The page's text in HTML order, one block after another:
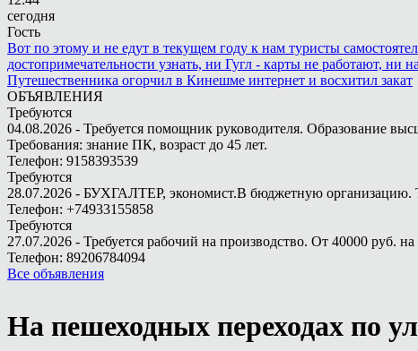
сегодня
Гость
Вот по этому и не едут в текущем году к нам туристы
достопримечательности узнать, ни Гугл - карты не работают,
Путешественника огорчил в Кинешме интернет и восхитил закат
ОБЪЯВЛЕНИЯ
Требуются
04.08.2026 - Требуется помощник руководителя. Образование
Требования: знание ПК, возраст до 45 лет.
Телефон: 9158393539
Требуются
28.07.2026 - БУХГАЛТЕР, экономист.В бюджетную организацию.
Телефон: +74933155858
Требуются
27.07.2026 - Требуется рабочий на производство. От 40000 руб. на
Телефон: 89206784094
Все объявления
На пешеходных переходах по